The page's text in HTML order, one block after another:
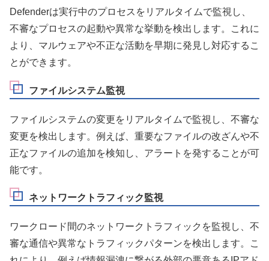
Defenderは実行中のプロセスをリアルタイムで監視し、
不審なプロセスの起動や異常な挙動を検出します。これに
より、マルウェアや不正な活動を早期に発見し対応するこ
とができます。
ファイルシステム監視
ファイルシステムの変更をリアルタイムで監視し、不審な
変更を検出します。例えば、重要なファイルの改ざんや不
正なファイルの追加を検知し、アラートを発することが可
能です。
ネットワークトラフィック監視
ワークロード間のネットワークトラフィックを監視し、不
審な通信や異常なトラフィックパターンを検出します。こ